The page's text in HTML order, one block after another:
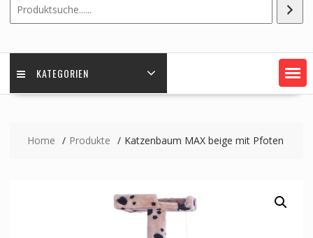
KATEGORIEN
Home Produkte Katzenbaum MAX beige mit Pfoten